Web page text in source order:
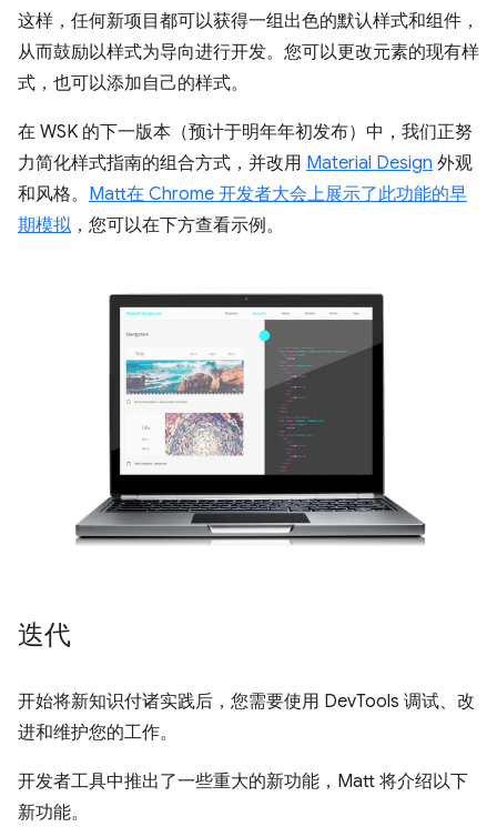
这样，任何新项目都可以获得一组出色的默认样式和组件，
从而鼓励以样式为导向进行开发。您可以更改元素的现有样
式，也可以添加自己的样式。
在 WSK 的下一版本（预计于明年年初发布）中，我们正努
力简化样式指南的组合方式，并改用 Material Design 外观
和风格。 Matt在 Chrome 开发者大会上展示了此功能的早
期模拟 ，您可以在下方查看示例。
迭代
开始将新知识付诸实践后，您需要使用 DevTools 调试、改
进和维护您的工作。
开发者工具中推出了一些重大的新功能，Matt 将介绍以下
新功能。